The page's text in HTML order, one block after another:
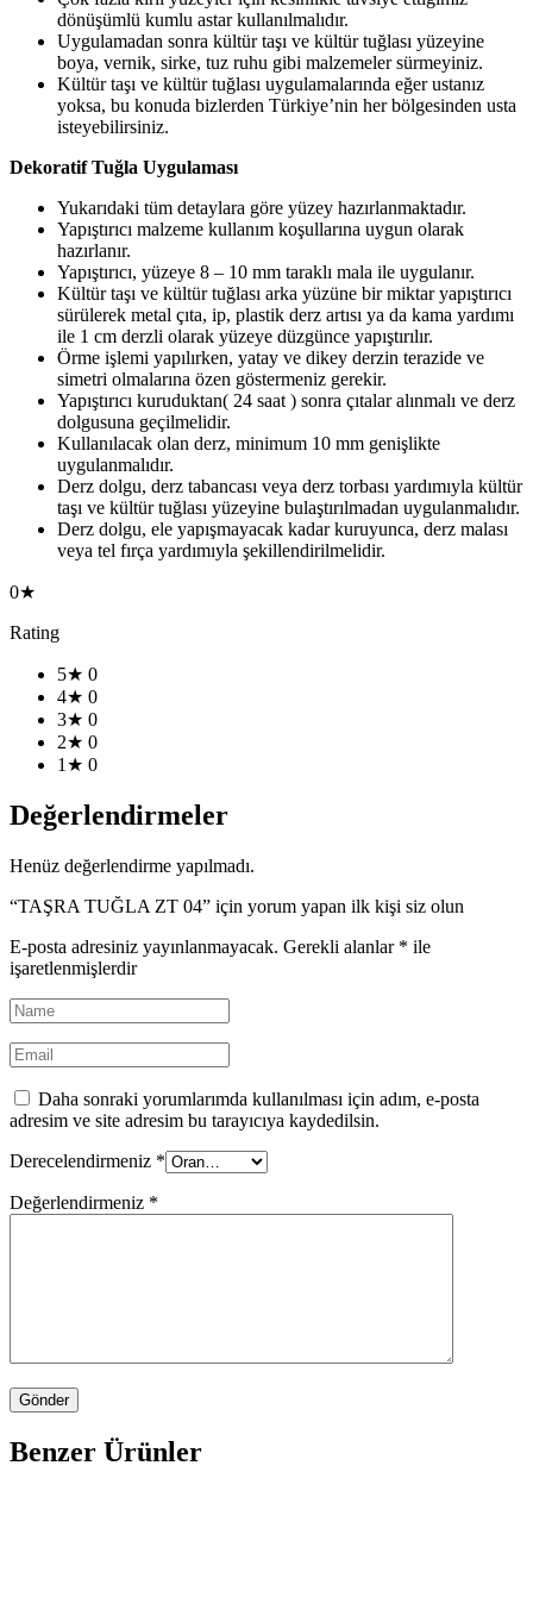
dönüşümlü kumlu astar kullanılmalıdır.
Uygulamadan sonra kültür taşı ve kültür tuğlası yüzeyine
boya, vernik, sirke, tuz ruhu gibi malzemeler sürmeyiniz.
Kültür taşı ve kültür tuğlası uygulamalarında eğer ustanız
yoksa, bu konuda bizlerden Türkiye’nin her bölgesinden usta
isteyebilirsiniz.
Dekoratif Tuğla Uygulaması
Yukarıdaki tüm detaylara göre yüzey hazırlanmaktadır.
Yapıştırıcı malzeme kullanım koşullarına uygun olarak
hazırlanır.
Yapıştırıcı, yüzeye 8 – 10 mm taraklı mala ile uygulanır.
Kültür taşı ve kültür tuğlası arka yüzüne bir miktar yapıştırıcı
sürülerek metal çıta, ip, plastik derz artısı ya da kama yardımı
ile 1 cm derzli olarak yüzeye düzgünce yapıştırılır.
Örme işlemi yapılırken, yatay ve dikey derzin terazide ve
simetri olmalarına özen göstermeniz gerekir.
Yapıştırıcı kuruduktan( 24 saat ) sonra çıtalar alınmalı ve derz
dolgusuna geçilmelidir.
Kullanılacak olan derz, minimum 10 mm genişlikte
uygulanmalıdır.
Derz dolgu, derz tabancası veya derz torbası yardımıyla kültür
taşı ve kültür tuğlası yüzeyine bulaştırılmadan uygulanmalıdır.
Derz dolgu, ele yapışmayacak kadar kuruyunca, derz malası
veya tel fırça yardımıyla şekillendirilmelidir.
0★
Rating
5★ 0
4★ 0
3★ 0
2★ 0
1★ 0
Değerlendirmeler
Henüz değerlendirme yapılmadı.
“TAŞRA TUĞLA ZT 04” için yorum yapan ilk kişi siz olun
E-posta adresiniz yayınlanmayacak. Gerekli alanlar * ile
işaretlenmişlerdir
Daha sonraki yorumlarımda kullanılması için adım, e-posta
adresim ve site adresim bu tarayıcıya kaydedilsin.
Derecelendirmeniz *
Değerlendirmeniz *
Benzer Ürünler